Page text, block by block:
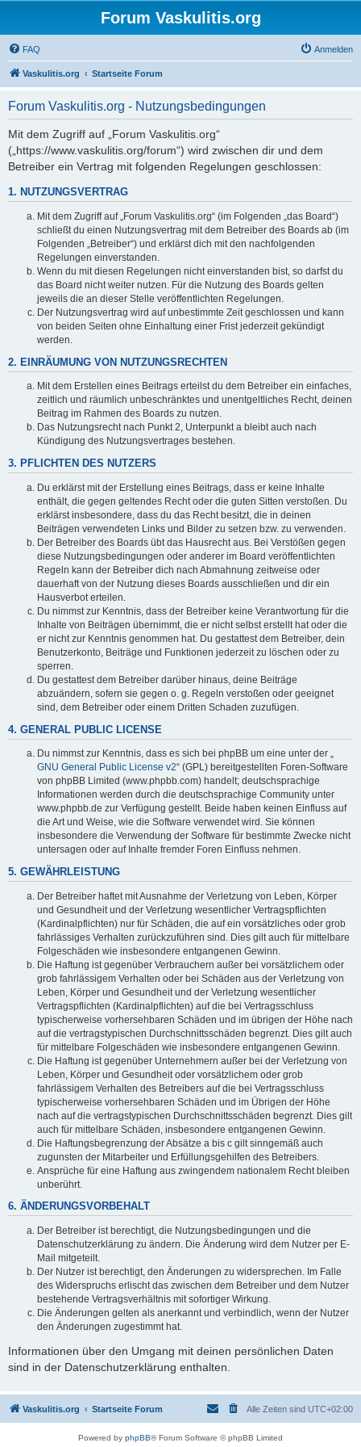
Forum Vaskulitis.org
FAQ Anmelden
Vaskulitis.org Startseite Forum
Forum Vaskulitis.org - Nutzungsbedingungen
Mit dem Zugriff auf „Forum Vaskulitis.org“
(„https://www.vaskulitis.org/forum“) wird zwischen dir und dem
Betreiber ein Vertrag mit folgenden Regelungen geschlossen:
1. NUTZUNGSVERTRAG
Mit dem Zugriff auf „Forum Vaskulitis.org“ (im Folgenden „das Board“)
schließt du einen Nutzungsvertrag mit dem Betreiber des Boards ab (im
Folgenden „Betreiber“) und erklärst dich mit den nachfolgenden
Regelungen einverstanden.
Wenn du mit diesen Regelungen nicht einverstanden bist, so darfst du
das Board nicht weiter nutzen. Für die Nutzung des Boards gelten
jeweils die an dieser Stelle veröffentlichten Regelungen.
Der Nutzungsvertrag wird auf unbestimmte Zeit geschlossen und kann
von beiden Seiten ohne Einhaltung einer Frist jederzeit gekündigt
werden.
2. EINRÄUMUNG VON NUTZUNGSRECHTEN
Mit dem Erstellen eines Beitrags erteilst du dem Betreiber ein einfaches,
zeitlich und räumlich unbeschränktes und unentgeltliches Recht, deinen
Beitrag im Rahmen des Boards zu nutzen.
Das Nutzungsrecht nach Punkt 2, Unterpunkt a bleibt auch nach
Kündigung des Nutzungsvertrages bestehen.
3. PFLICHTEN DES NUTZERS
Du erklärst mit der Erstellung eines Beitrags, dass er keine Inhalte
enthält, die gegen geltendes Recht oder die guten Sitten verstoßen. Du
erklärst insbesondere, dass du das Recht besitzt, die in deinen
Beiträgen verwendeten Links und Bilder zu setzen bzw. zu verwenden.
Der Betreiber des Boards übt das Hausrecht aus. Bei Verstößen gegen
diese Nutzungsbedingungen oder anderer im Board veröffentlichten
Regeln kann der Betreiber dich nach Abmahnung zeitweise oder
dauerhaft von der Nutzung dieses Boards ausschließen und dir ein
Hausverbot erteilen.
Du nimmst zur Kenntnis, dass der Betreiber keine Verantwortung für die
Inhalte von Beiträgen übernimmt, die er nicht selbst erstellt hat oder die
er nicht zur Kenntnis genommen hat. Du gestattest dem Betreiber, dein
Benutzerkonto, Beiträge und Funktionen jederzeit zu löschen oder zu
sperren.
Du gestattest dem Betreiber darüber hinaus, deine Beiträge
abzuändern, sofern sie gegen o. g. Regeln verstoßen oder geeignet
sind, dem Betreiber oder einem Dritten Schaden zuzufügen.
4. GENERAL PUBLIC LICENSE
Du nimmst zur Kenntnis, dass es sich bei phpBB um eine unter der „
GNU General Public License v2“ (GPL) bereitgestellten Foren-Software
von phpBB Limited (www.phpbb.com) handelt; deutschsprachige
Informationen werden durch die deutschsprachige Community unter
www.phpbb.de zur Verfügung gestellt. Beide haben keinen Einfluss auf
die Art und Weise, wie die Software verwendet wird. Sie können
insbesondere die Verwendung der Software für bestimmte Zwecke nicht
untersagen oder auf Inhalte fremder Foren Einfluss nehmen.
5. GEWÄHRLEISTUNG
Der Betreiber haftet mit Ausnahme der Verletzung von Leben, Körper
und Gesundheit und der Verletzung wesentlicher Vertragspflichten
(Kardinalpflichten) nur für Schäden, die auf ein vorsätzliches oder grob
fahrlässiges Verhalten zurückzuführen sind. Dies gilt auch für mittelbare
Folgeschäden wie insbesondere entgangenen Gewinn.
Die Haftung ist gegenüber Verbrauchern außer bei vorsätzlichem oder
grob fahrlässigem Verhalten oder bei Schäden aus der Verletzung von
Leben, Körper und Gesundheit und der Verletzung wesentlicher
Vertragspflichten (Kardinalpflichten) auf die bei Vertragsschluss
typischerweise vorhersehbaren Schäden und im übrigen der Höhe nach
auf die vertragstypischen Durchschnittsschäden begrenzt. Dies gilt auch
für mittelbare Folgeschäden wie insbesondere entgangenen Gewinn.
Die Haftung ist gegenüber Unternehmern außer bei der Verletzung von
Leben, Körper und Gesundheit oder vorsätzlichem oder grob
fahrlässigem Verhalten des Betreibers auf die bei Vertragsschluss
typischerweise vorhersehbaren Schäden und im Übrigen der Höhe
nach auf die vertragstypischen Durchschnittsschäden begrenzt. Dies gilt
auch für mittelbare Schäden, insbesondere entgangenen Gewinn.
Die Haftungsbegrenzung der Absätze a bis c gilt sinngemäß auch
zugunsten der Mitarbeiter und Erfüllungsgehilfen des Betreibers.
Ansprüche für eine Haftung aus zwingendem nationalem Recht bleiben
unberührt.
6. ÄNDERUNGSVORBEHALT
Der Betreiber ist berechtigt, die Nutzungsbedingungen und die
Datenschutzerklärung zu ändern. Die Änderung wird dem Nutzer per E-
Mail mitgeteilt.
Der Nutzer ist berechtigt, den Änderungen zu widersprechen. Im Falle
des Widerspruchs erlischt das zwischen dem Betreiber und dem Nutzer
bestehende Vertragsverhältnis mit sofortiger Wirkung.
Die Änderungen gelten als anerkannt und verbindlich, wenn der Nutzer
den Änderungen zugestimmt hat.
Informationen über den Umgang mit deinen persönlichen Daten
sind in der Datenschutzerklärung enthalten.
Vaskulitis.org Startseite Forum Alle Zeiten sind UTC+02:00
Powered by phpBB® Forum Software © phpBB Limited